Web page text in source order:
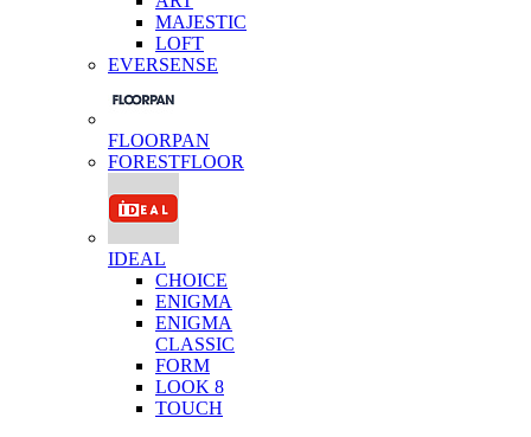
MAJESTIC
LOFT
EVERSENSE
FLOORPAN
FORESTFLOOR
IDEAL
CHOICE
ENIGMA
ENIGMA
CLASSIC
FORM
LOOK 8
TOUCH